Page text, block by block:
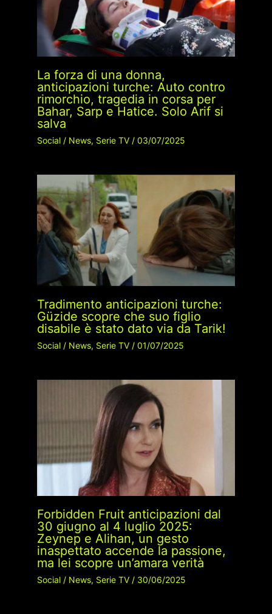
La forza di una donna,
anticipazioni turche: Auto contro
rimorchio, tragedia in corsa per
Bahar, Sarp e Hatice. Solo Arif si
salva
Social/ News, Serie TV/ 03/07/2025
Tradimento anticipazioni turche:
Güzide scopre che suo figlio
disabile è stato dato via da Tarik!
Social/ News, Serie TV/ 01/07/2025
Forbidden Fruit anticipazioni dal
30 giugno al 4 luglio 2025:
Zeynep e Alihan, un gesto
inaspettato accende la passione,
ma lei scopre un’amara verità
Social/ News, Serie TV/ 30/06/2025